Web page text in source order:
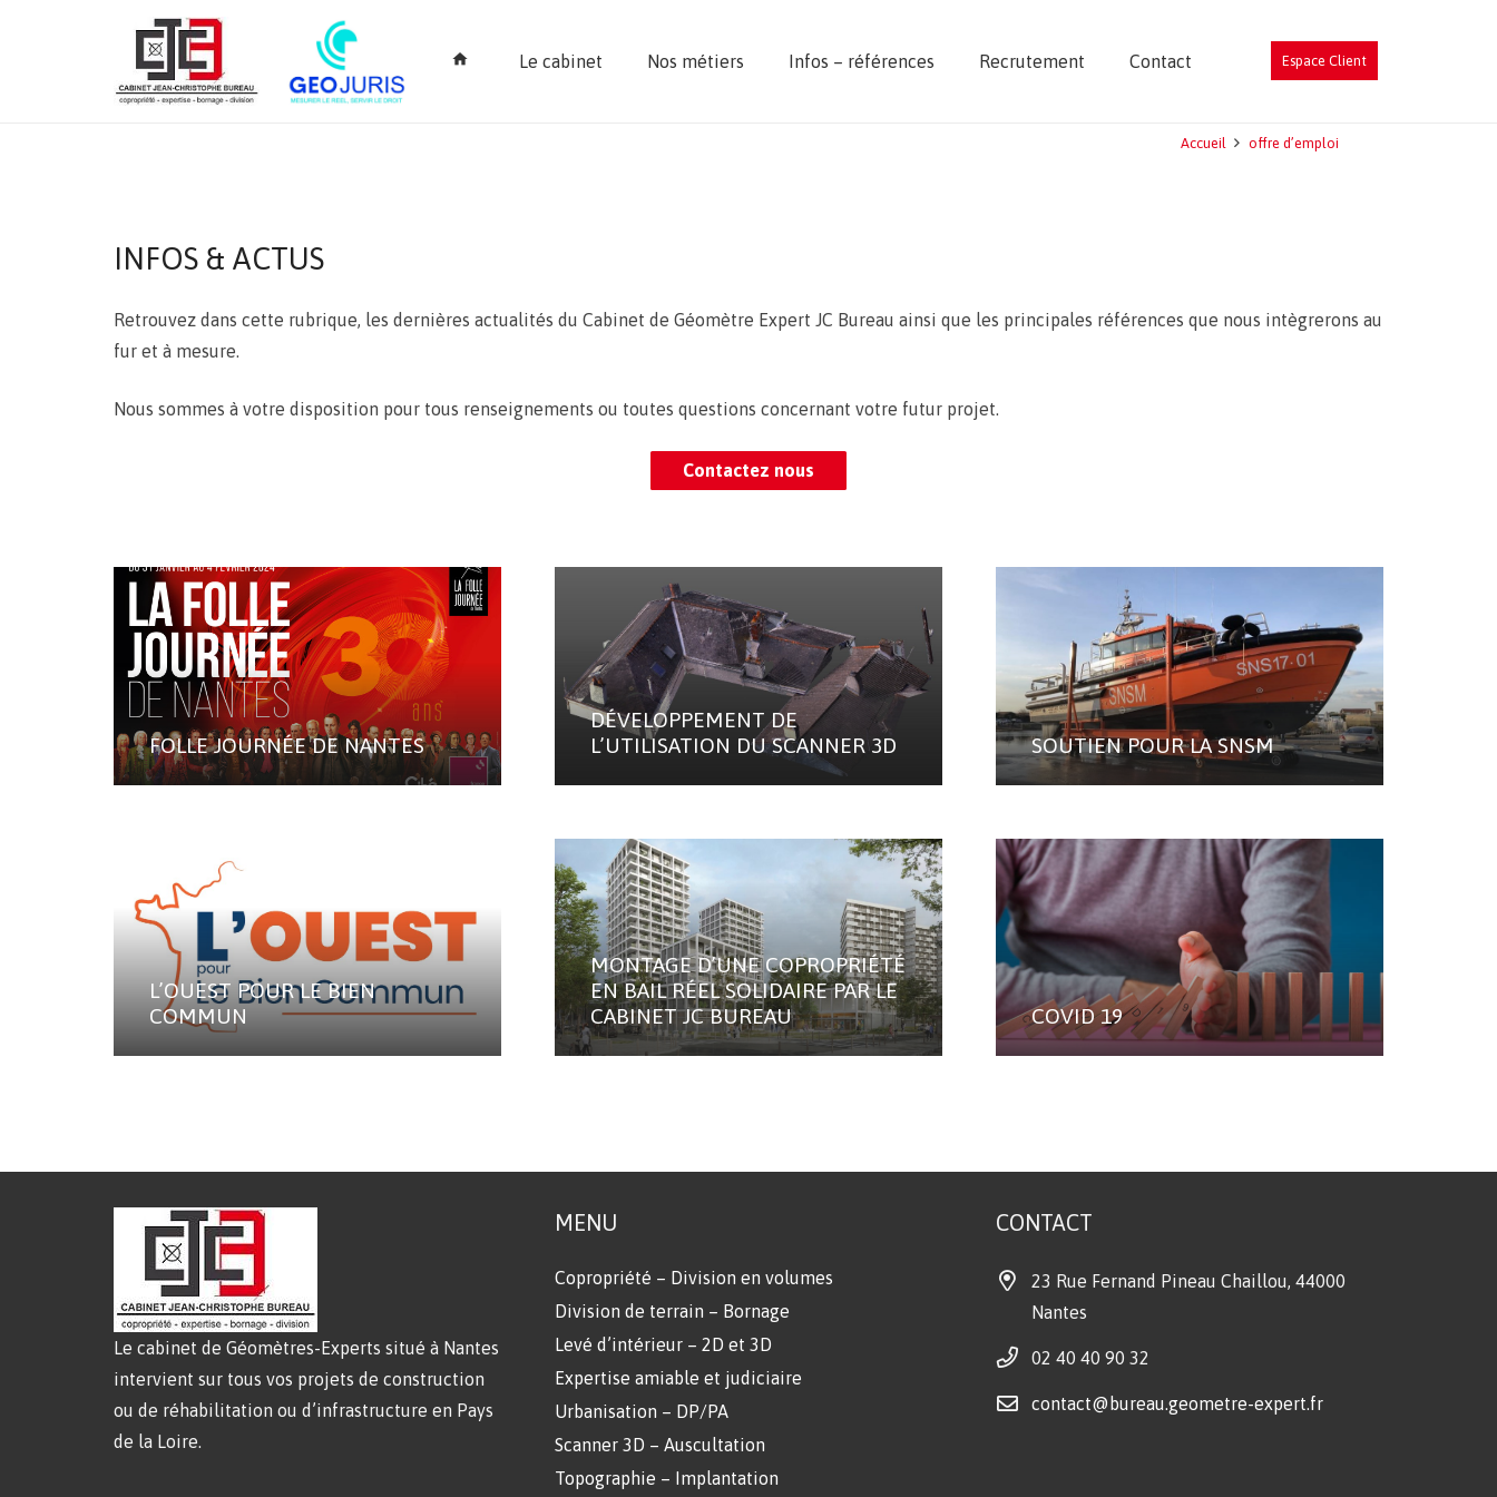
home Le cabinet Nos métiers Infos – références Recrutement Contact Espace Client
Accueil offre d’emploi
INFOS & ACTUS
Retrouvez dans cette rubrique, les dernières actualités du Cabinet de Géomètre Expert JC Bureau ainsi que les principales références que nous intègrerons au
fur et à mesure.
Nous sommes à votre disposition pour tous renseignements ou toutes questions concernant votre futur projet.
Contactez nous
FOLLE JOURNÉE DE NANTES
DÉVELOPPEMENT DE
L’UTILISATION DU SCANNER 3D
SOUTIEN POUR LA SNSM
L’OUEST POUR LE BIEN
COMMUN
MONTAGE D’UNE COPROPRIÉTÉ
EN BAIL RÉEL SOLIDAIRE PAR LE
CABINET JC BUREAU
COVID 19
Le cabinet de Géomètres-Experts situé à Nantes
intervient sur tous vos projets de construction
ou de réhabilitation ou d’infrastructure en Pays
de la Loire.
MENU
Copropriété – Division en volumes
Division de terrain – Bornage
Levé d’intérieur – 2D et 3D
Expertise amiable et judiciaire
Urbanisation – DP/PA
Scanner 3D – Auscultation
Topographie – Implantation
CONTACT
23 Rue Fernand Pineau Chaillou, 44000
Nantes
02 40 40 90 32
contact@bureau.geometre-expert.fr